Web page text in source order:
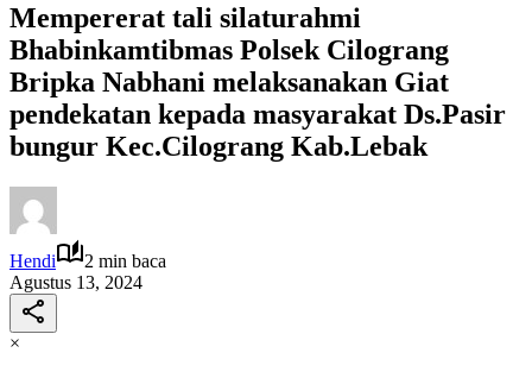
Mempererat tali silaturahmi
Bhabinkamtibmas Polsek Cilograng
Bripka Nabhani melaksanakan Giat
pendekatan kepada masyarakat Ds.Pasir
bungur Kec.Cilograng Kab.Lebak
Hendi
2 min baca
Agustus 13, 2024
×